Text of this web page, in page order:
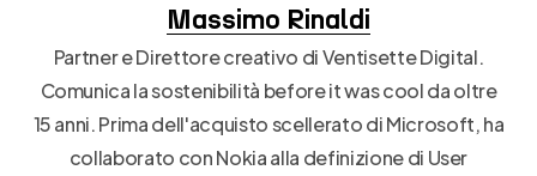
Massimo Rinaldi
Partner e Direttore creativo di Ventisette Digital.
Comunica la sostenibilità before it was cool da oltre
15 anni. Prima dell'acquisto scellerato di Microsoft, ha
collaborato con Nokia alla definizione di User